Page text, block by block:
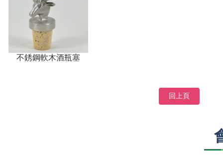
不銹鋼軟木酒瓶塞
回上頁